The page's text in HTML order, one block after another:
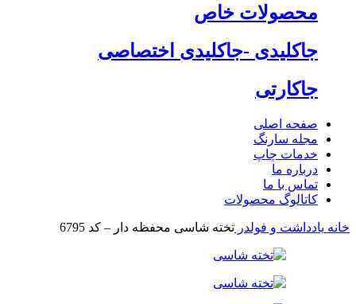
محصولات خاص
جاکلیدی -جاکلیدی اختصاصی
جاکارتی
صفحه اصلی
مجله سارنگ
خدمات چاپ
درباره ما
تماس با ما
کاتالوگ محصولات
خانه یادداشت و فولدر تخته شاسی محفظه دار – کد 6795